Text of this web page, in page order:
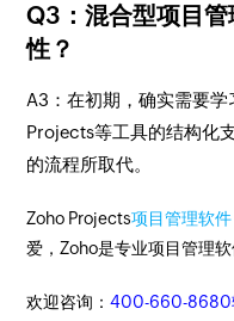
Q3：混合型项目
性？
A3：在初期，确实需要
Projects等工具的结构化
的流程所取代。
Zoho Projects项目管理软件
爱，Zoho是专业项目管理软
欢迎咨询：400-660-8680